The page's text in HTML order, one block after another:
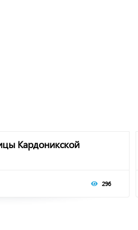
Кардоникской
296